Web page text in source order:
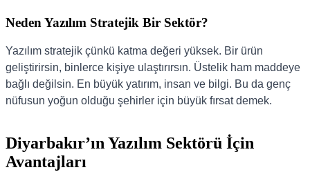
Neden Yazılım Stratejik Bir Sektör?
Yazılım stratejik çünkü katma değeri yüksek. Bir ürün
geliştirirsin, binlerce kişiye ulaştırırsın. Üstelik ham maddeye
bağlı değilsin. En büyük yatırım, insan ve bilgi. Bu da genç
nüfusun yoğun olduğu şehirler için büyük fırsat demek.
Diyarbakır’ın Yazılım Sektörü İçin
Avantajları